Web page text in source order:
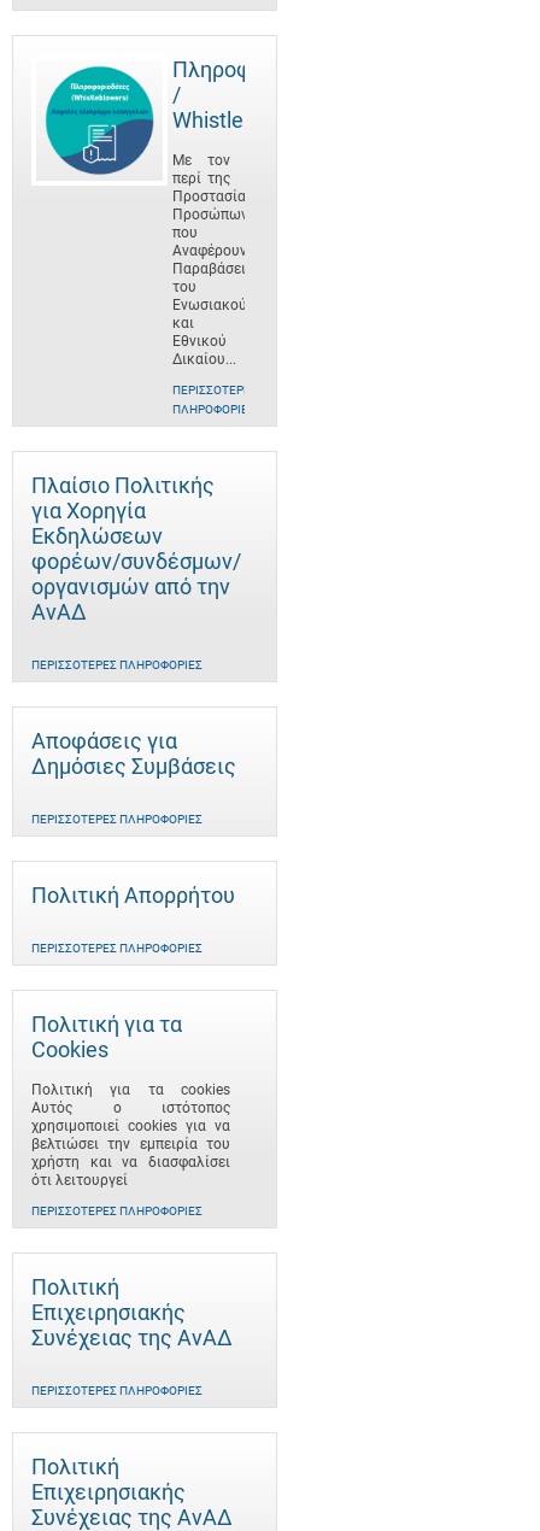
Πληροφοριοδότες
/
Whistleblowers
Με τον
περί της
Προστασίας
Προσώπων
που
Αναφέρουν
Παραβάσεις
του
Ενωσιακού
και
Εθνικού
Δικαίου...
ΠΕΡΙΣΣΌΤΕΡΕΣ
ΠΛΗΡΟΦΟΡΊΕΣ
Πλαίσιο Πολιτικής
για Χορηγία
Εκδηλώσεων
φορέων/συνδέσμων/
οργανισμών από την
ΑνΑΔ
ΠΕΡΙΣΣΌΤΕΡΕΣ ΠΛΗΡΟΦΟΡΊΕΣ
Αποφάσεις για
Δημόσιες Συμβάσεις
ΠΕΡΙΣΣΌΤΕΡΕΣ ΠΛΗΡΟΦΟΡΊΕΣ
Πολιτική Απορρήτου
ΠΕΡΙΣΣΌΤΕΡΕΣ ΠΛΗΡΟΦΟΡΊΕΣ
Πολιτική για τα
Cookies
Πολιτική για τα cookies
Αυτός ο ιστότοπος
χρησιμοποιεί cookies για να
βελτιώσει την εμπειρία του
χρήστη και να διασφαλίσει
ότι λειτουργεί
ΠΕΡΙΣΣΌΤΕΡΕΣ ΠΛΗΡΟΦΟΡΊΕΣ
Πολιτική
Επιχειρησιακής
Συνέχειας της ΑνΑΔ
ΠΕΡΙΣΣΌΤΕΡΕΣ ΠΛΗΡΟΦΟΡΊΕΣ
Πολιτική
Επιχειρησιακής
Συνέχειας της ΑνΑΔ